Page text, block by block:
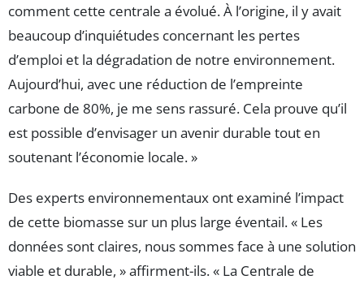
comment cette centrale a évolué. À l’origine, il y avait
beaucoup d’inquiétudes concernant les pertes
d’emploi et la dégradation de notre environnement.
Aujourd’hui, avec une réduction de l’empreinte
carbone de 80%, je me sens rassuré. Cela prouve qu’il
est possible d’envisager un avenir durable tout en
soutenant l’économie locale. »
Des experts environnementaux ont examiné l’impact
de cette biomasse sur un plus large éventail. « Les
données sont claires, nous sommes face à une solution
viable et durable, » affirment-ils. « La Centrale de